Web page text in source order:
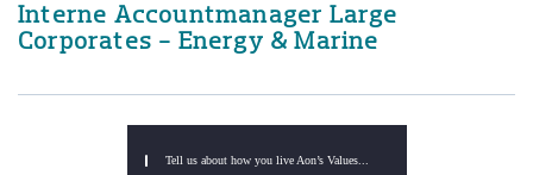
Interne Accountmanager Large
Corporates - Energy & Marine
Tell us about how you live Aon’s Values...